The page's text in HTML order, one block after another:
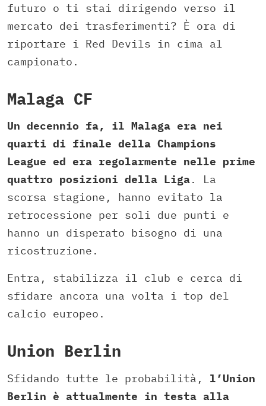
futuro o ti stai dirigendo verso il
mercato dei trasferimenti? È ora di
riportare i Red Devils in cima al
campionato.
Malaga CF
Un decennio fa, il Malaga era nei
quarti di finale della Champions
League ed era regolarmente nelle prime
quattro posizioni della Liga. La
scorsa stagione, hanno evitato la
retrocessione per soli due punti e
hanno un disperato bisogno di una
ricostruzione.
Entra, stabilizza il club e cerca di
sfidare ancora una volta i top del
calcio europeo.
Union Berlin
Sfidando tutte le probabilità, l’Union
Berlin è attualmente in testa alla